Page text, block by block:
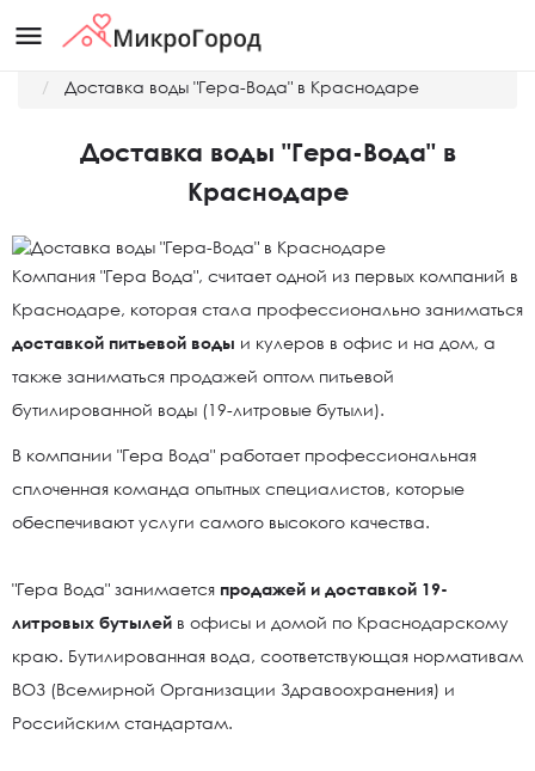
menu
Доставка воды "Гера-Вода" в Краснодаре
Доставка воды "Гера-Вода" в
Краснодаре
Компания "Гера Вода", считает одной из первых компаний в
Краснодаре, которая стала профессионально заниматься
доставкой питьевой воды и кулеров в офис и на дом, а
также заниматься продажей оптом питьевой
бутилированной воды (19-литровые бутыли).
В компании "Гера Вода" работает профессиональная
сплоченная команда опытных специалистов, которые
обеспечивают услуги самого высокого качества.
"Гера Вода" занимается продажей и доставкой 19-
литровых бутылей в офисы и домой по Краснодарскому
краю. Бутилированная вода, соответствующая нормативам
ВОЗ (Всемирной Организации Здравоохранения) и
Российским стандартам.